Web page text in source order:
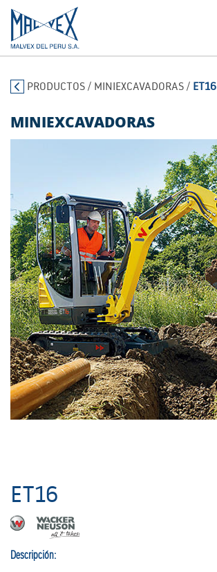
LA EMPRESA
PRODUCTOS
POST-VENTA | ALQUILER
NOTICIAS
CONTÁCTANOS
PRODUCTOS / MINIEXCAVADORAS / ET16
MINIEXCAVADORAS
ET16
Descripción: